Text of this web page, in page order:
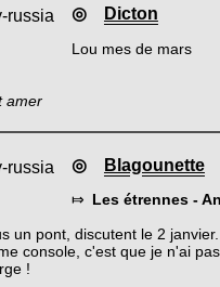
◎ Dicton
Lou mes de mars
amer
◎ Blagounette
⤇ Les étrennes -
un pont, discutent le 2 janvier.
console, c'est que je n'ai
!